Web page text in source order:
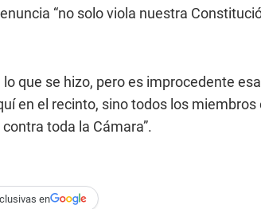
“no solo viola nuestra
que se hizo, pero es improcedente
en el recinto, sino todos los miembros
toda la Cámara”.
en